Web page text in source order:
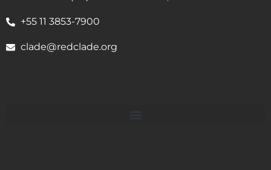
+55 11 3853-7900
clade@redclade.org